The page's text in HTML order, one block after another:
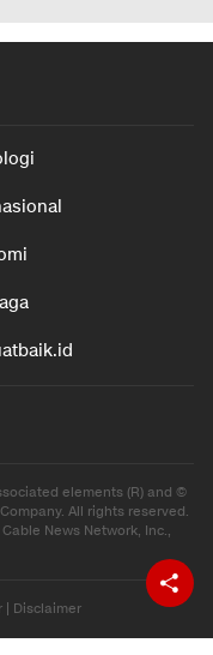
elements (R) and ©
All rights reserved.
News Network, Inc.,
Disclaimer